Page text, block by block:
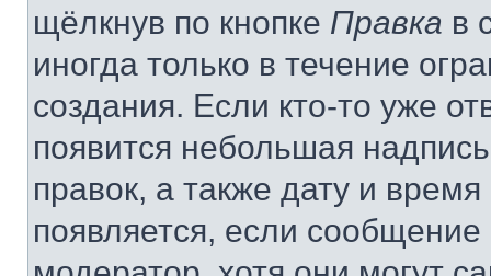
щёлкнув по кнопке Правка в
иногда только в течение
создания. Если кто-то уже
появится небольшая
правок, а также дату и
появляется, если